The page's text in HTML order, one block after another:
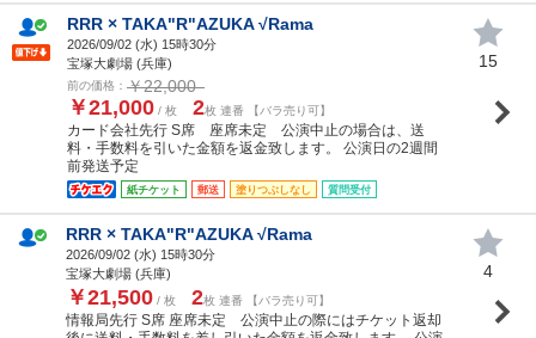
RRR × TAKA"R"AZUKA √Rama
2026/09/02 (水) 15時30分
宝塚大劇場 (兵庫)
前の価格： ￥22,000
￥21,000 / 枚 2枚 連番 【バラ売り可】
カード会社先行 S席 座席未定 公演中止の場合は、送
料・手数料を引いた金額を返金致します。 公演日の2週間
前発送予定
紙チケット 郵送 塗りつぶしなし 質問受付
15
RRR × TAKA"R"AZUKA √Rama
2026/09/02 (水) 15時30分
宝塚大劇場 (兵庫)
￥21,500 / 枚 2枚 連番 【バラ売り可】
情報局先行 S席 座席未定 公演中止の際にはチケット返却
4